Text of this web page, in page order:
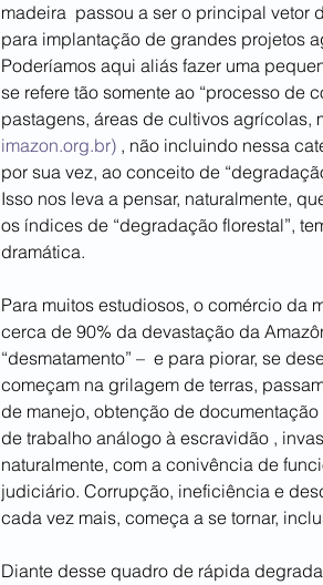
madeira  passou a ser o principal vetor
para implantação de grandes projetos
Poderíamos aqui aliás fazer uma
se refere tão somente ao “processo de
pastagens, áreas de cultivos agrícolas,
imazon.org.br) , não incluindo nessa
por sua vez, ao conceito de
Isso nos leva a pensar, naturalmente,
os índices de “degradação florestal”,
dramática.
Para muitos estudiosos, o comércio da
cerca de 90% da devastação da
“desmatamento” –  e para piorar, se
começam na grilagem de terras,
de manejo, obtenção de
de trabalho análogo à escravidão ,
naturalmente, com a conivência de
judiciário. Corrupção, ineficiência e
cada vez mais, começa a se tornar,
Diante desse quadro de rápida